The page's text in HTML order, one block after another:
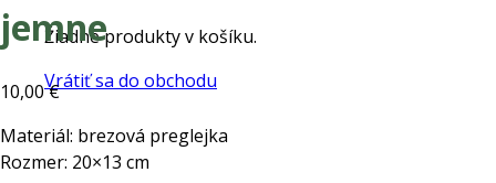
Žiadne produkty v košíku.
Vrátiť sa do obchodu
jemne
10,00€
Materiál: brezová preglejka
Rozmer: 20×13 cm